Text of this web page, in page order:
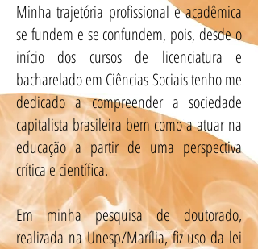
Minha trajetória profissional e acadêmica
se fundem e se confundem, pois, desde o
início dos cursos de licenciatura e
bacharelado em Ciências Sociais tenho me
dedicado a compreender a sociedade
capitalista brasileira bem como a atuar na
educação a partir de uma perspectiva
crítica e científica.
Em minha pesquisa de doutorado,
realizada na Unesp/Marília, fiz uso da lei